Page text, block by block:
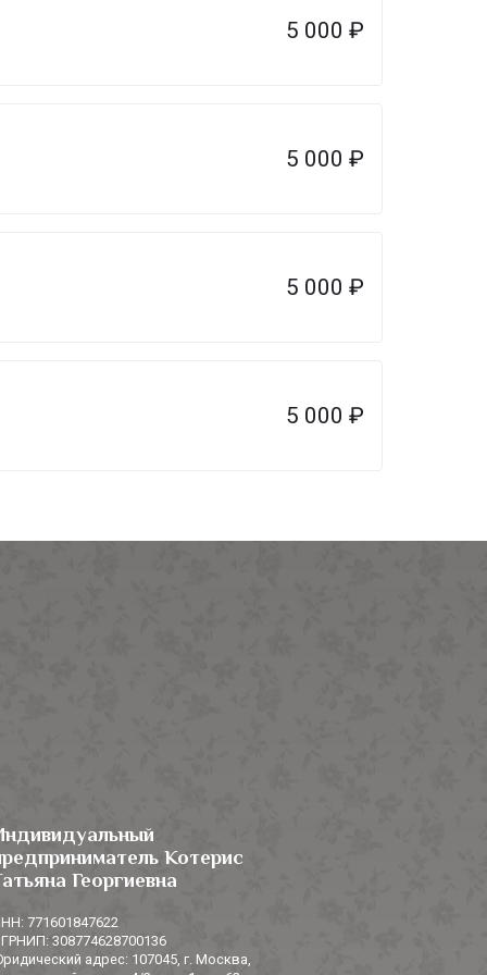
5 000 ₽
5 000 ₽
5 000 ₽
5 000 ₽
Котерис
Георгиевна
771601847622
308774628700136
адрес: 107045, г. Москва,